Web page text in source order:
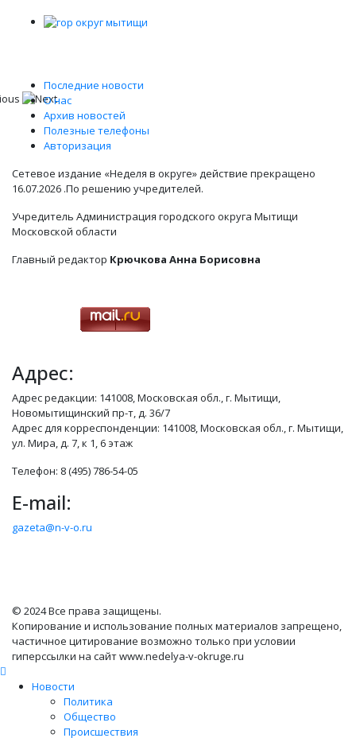
Последние новости
О нас
Архив новостей
Полезные телефоны
Авторизация
Сетевое издание «Неделя в округе» действие прекращено
16.07.2026 .По решению учредителей.
Учредитель Администрация городского округа Мытищи
Московской области
Главный редактор Крючкова Анна Борисовна
Адрес:
Адрес редакции: 141008, Московская обл., г. Мытищи,
Новомытищинский пр-т, д. 36/7
Адрес для корреспонденции: 141008, Московская обл., г. Мытищи,
ул. Мира, д. 7, к 1, 6 этаж
Телефон: 8 (495) 786-54-05
E-mail:
gazeta@n-v-o.ru
© 2024 Все права защищены.
Копирование и использование полных материалов запрещено,
частичное цитирование возможно только при условии
гиперссылки на сайт www.nedelya-v-okruge.ru
Новости
Политика
Общество
Происшествия